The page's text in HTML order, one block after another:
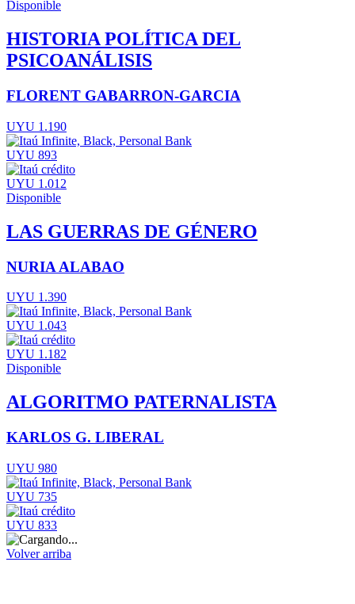
Disponible
HISTORIA POLÍTICA DEL
PSICOANÁLISIS
FLORENT GABARRON-GARCIA
UYU 1.190
UYU 893
UYU 1.012
Disponible
LAS GUERRAS DE GÉNERO
NURIA ALABAO
UYU 1.390
UYU 1.043
UYU 1.182
Disponible
ALGORITMO PATERNALISTA
KARLOS G. LIBERAL
UYU 980
UYU 735
UYU 833
Volver arriba